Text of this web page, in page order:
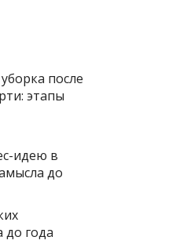
после
этапы
идею в
до
до года